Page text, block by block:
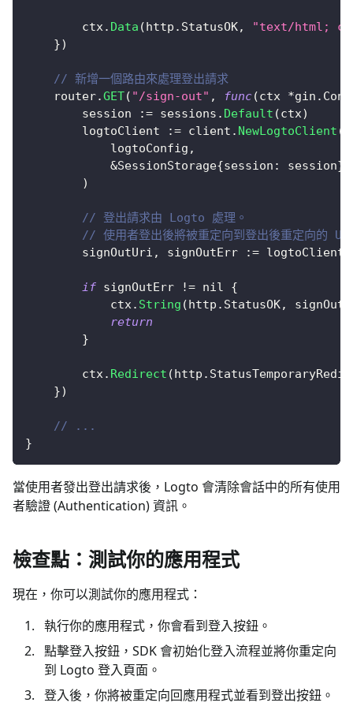
		ctx
. Data (http . StatusOK,
"text/html;
})
// 新增一個路由來處理登出請求
	router
.GET( "/sign-out" , func(ctx *gin .
		session
:= sessions . Default (ctx)
		logtoClient
:= client . NewLogtoClient (
			logtoConfig
,
&SessionStorage{session : session}
)
// 登出請求由 Logto 處理。
// 使用者登出後將被重定向到登出後重定向的
		signOutUri
, signOutErr := logtoClient
if signOutErr != nil
{
			ctx
. String (http . StatusOK,
return
}
		ctx
. Redirect (http .
})
// ...
}
當使用者發出登出請求後，Logto 會清除會話中的所有使用
者驗證 (Authentication) 資訊。
檢查點：測試你的應用程式
現在，你可以測試你的應用程式：
執行你的應用程式，你會看到登入按鈕。
點擊登入按鈕，SDK 會初始化登入流程並將你重定向
到 Logto 登入頁面。
登入後，你將被重定向回應用程式並看到登出按鈕。